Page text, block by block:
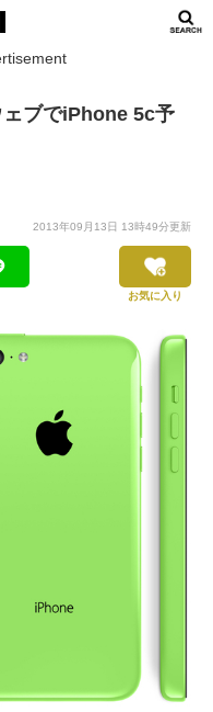
ブでiPhone 5c予
2013年09月13日 13時49分更新
お気に入り